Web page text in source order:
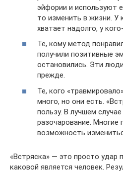
эйфории и используют
то изменить в жизни. У
хватает надолго, у
Те, кому метод
получили позитивные
остановились. Эти
прежде.
Те, кого
много, но они есть.
пользу. В лучшем
разочарование. Многие
возможность
«Встряска» — это просто удар
каковой является человек.